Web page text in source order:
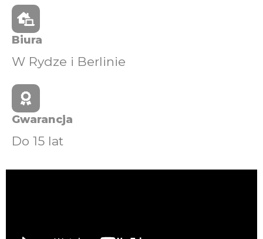
Biura
W Rydze i Berlinie
Gwarancja
Do 15 lat